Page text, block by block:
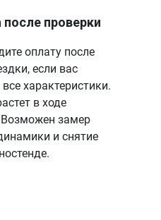
после проверки
оплату после
если вас
характеристики.
в ходе
замер
и снятие